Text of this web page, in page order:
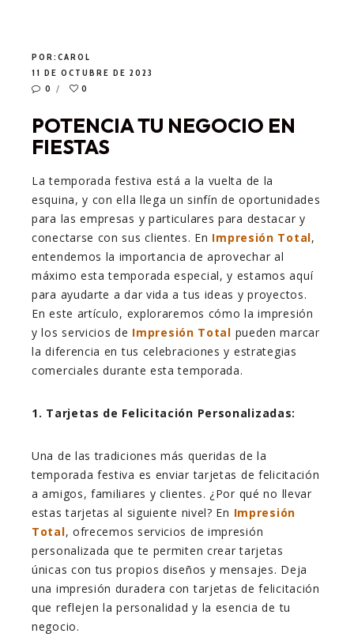
POR:CAROL
11 DE OCTUBRE DE 2023
0
0
POTENCIA TU NEGOCIO EN
FIESTAS
La temporada festiva está a la vuelta de la
esquina, y con ella llega un sinfín de oportunidades
para las empresas y particulares para destacar y
conectarse con sus clientes. En Impresión Total,
entendemos la importancia de aprovechar al
máximo esta temporada especial, y estamos aquí
para ayudarte a dar vida a tus ideas y proyectos.
En este artículo, exploraremos cómo la impresión
y los servicios de Impresión Total pueden marcar
la diferencia en tus celebraciones y estrategias
comerciales durante esta temporada.
1. Tarjetas de Felicitación Personalizadas:
Una de las tradiciones más queridas de la
temporada festiva es enviar tarjetas de felicitación
a amigos, familiares y clientes. ¿Por qué no llevar
estas tarjetas al siguiente nivel? En Impresión
Total, ofrecemos servicios de impresión
personalizada que te permiten crear tarjetas
únicas con tus propios diseños y mensajes. Deja
una impresión duradera con tarjetas de felicitación
que reflejen la personalidad y la esencia de tu
negocio.